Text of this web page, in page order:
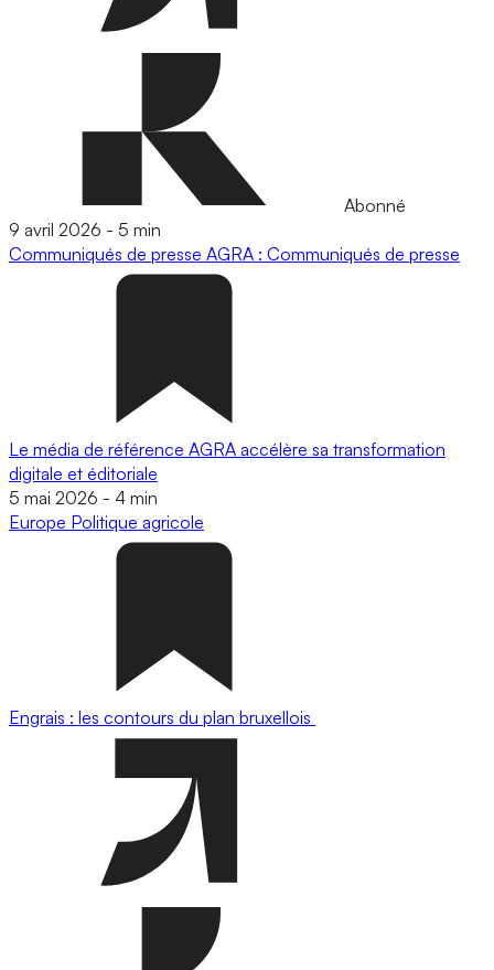
Abonné
9 avril 2026 - 5 min
Communiqués de presse AGRA : Communiqués de presse
Le média de référence AGRA accélère sa transformation
digitale et éditoriale
5 mai 2026 - 4 min
Europe Politique agricole
Engrais : les contours du plan bruxellois